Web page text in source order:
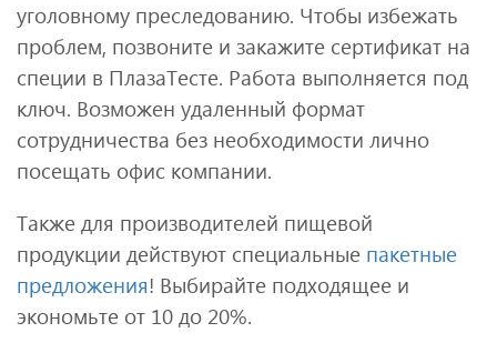
уголовному преследованию. Чтобы избежать
проблем, позвоните и закажите сертификат на
специи в ПлазаТесте. Работа выполняется под
ключ. Возможен удаленный формат
сотрудничества без необходимости лично
посещать офис компании.
Также для производителей пищевой
продукции действуют специальные пакетные
предложения! Выбирайте подходящее и
экономьте от 10 до 20%.